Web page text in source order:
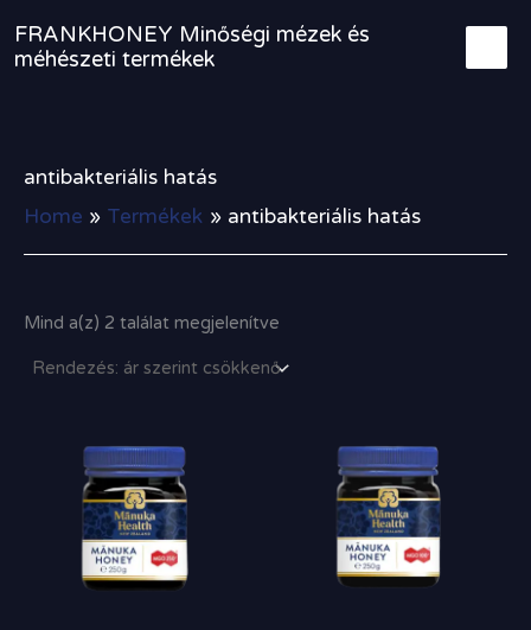
content
FRANKHONEY Minőségi mézek és
méhészeti termékek
antibakteriális hatás
Home
Termékek antibakteriális hatás
Mind a(z) 2 találat megjelenítve
price: